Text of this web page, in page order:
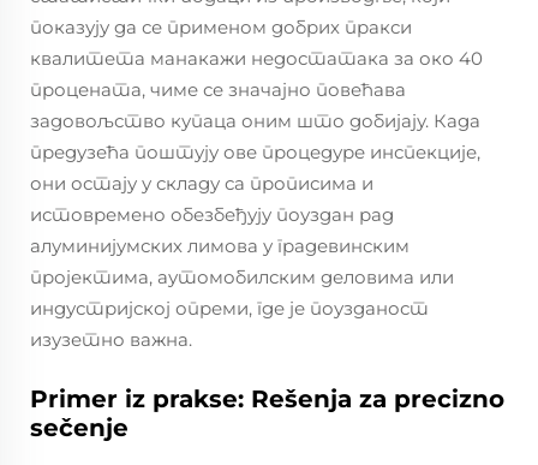
показују да се применом добрих пракси
квалитета манакажи недостатака за око 40
процената, чиме се значајно повећава
задовољство купаца оним што добијају. Када
предузећа поштују ове процедуре инспекције,
они остају у складу са прописима и
истовремено обезбеђују поуздан рад
алуминијумских лимова у градевинским
пројектима, аутомобилским деловима или
индустријској опреми, где је поузданост
изузетно важна.
Primer iz prakse: Rešenja za precizno
sečenje